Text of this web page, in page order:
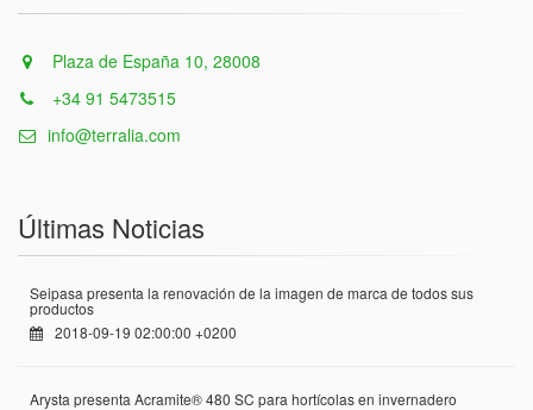
Plaza de España 10, 28008
+34 91 5473515
info@terralia.com
Últimas Noticias
Seipasa presenta la renovación de la imagen de marca de todos sus
productos
2018-09-19 02:00:00 +0200
Arysta presenta Acramite® 480 SC para hortícolas en invernadero